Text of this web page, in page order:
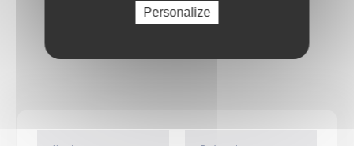
Besoin d'informations ?
Personalize